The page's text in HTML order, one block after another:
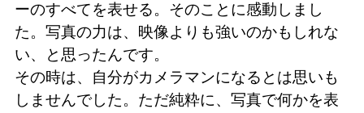
ーのすべてを表せる。そのことに感動しまし
た。写真の力は、映像よりも強いのかもしれな
い、と思ったんです。
その時は、自分がカメラマンになるとは思いも
しませんでした。ただ純粋に、写真で何かを表